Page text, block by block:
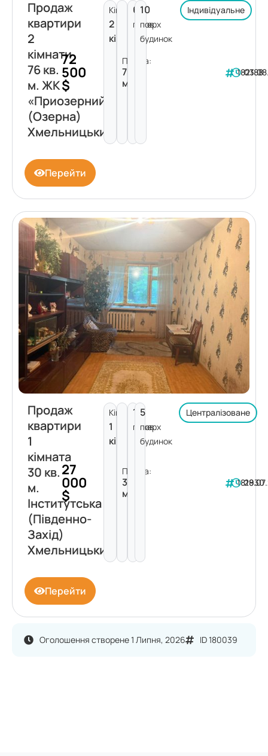
Оголошення створене 1 Липня, 2026 ID 180039
Продаж
квартири
2
кімнати
76 кв.
м. ЖК
«Приозерний»
(Озерна)
Хмельницький
72
500
$
Кімнат:
2
кімнати
Площа:
76
м²
6
поверх
10
пов.
будинок
Індивідуальне
182188
Перейти
Продаж
квартири
1
кімната
30 кв.
м.
Інститутська
(Південно-
Захід)
Хмельницький
27
000
$
Кімнат:
1
кімната
Площа:
30
м²
1
поверх
5
пов.
будинок
Централізоване
181930
Перейти